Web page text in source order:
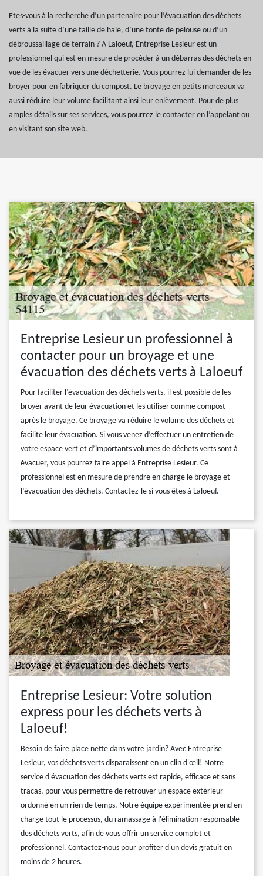
Etes-vous à la recherche d’un partenaire pour l’évacuation des déchets
verts à la suite d’une taille de haie, d’une tonte de pelouse ou d’un
débroussaillage de terrain ? A Laloeuf, Entreprise Lesieur est un
professionnel qui est en mesure de procéder à un débarras des déchets en
vue de les évacuer vers une déchetterie. Vous pourrez lui demander de les
broyer pour en fabriquer du compost. Le broyage en petits morceaux va
aussi réduire leur volume facilitant ainsi leur enlèvement. Pour de plus
amples détails sur ses services, vous pourrez le contacter en l’appelant ou
en visitant son site web.
Entreprise Lesieur un professionnel à
contacter pour un broyage et une
évacuation des déchets verts à Laloeuf
Pour faciliter l’évacuation des déchets verts, il est possible de les
broyer avant de leur évacuation et les utiliser comme compost
après le broyage. Ce broyage va réduire le volume des déchets et
facilite leur évacuation. Si vous venez d’effectuer un entretien de
votre espace vert et d’importants volumes de déchets verts sont à
évacuer, vous pourrez faire appel à Entreprise Lesieur. Ce
professionnel est en mesure de prendre en charge le broyage et
l’évacuation des déchets. Contactez-le si vous êtes à Laloeuf.
Entreprise Lesieur: Votre solution
express pour les déchets verts à
Laloeuf!
Besoin de faire place nette dans votre jardin? Avec Entreprise
Lesieur, vos déchets verts disparaissent en un clin d'œil! Notre
service d'évacuation des déchets verts est rapide, efficace et sans
tracas, pour vous permettre de retrouver un espace extérieur
ordonné en un rien de temps. Notre équipe expérimentée prend en
charge tout le processus, du ramassage à l'élimination responsable
des déchets verts, afin de vous offrir un service complet et
professionnel. Contactez-nous pour profiter d'un devis gratuit en
moins de 2 heures.